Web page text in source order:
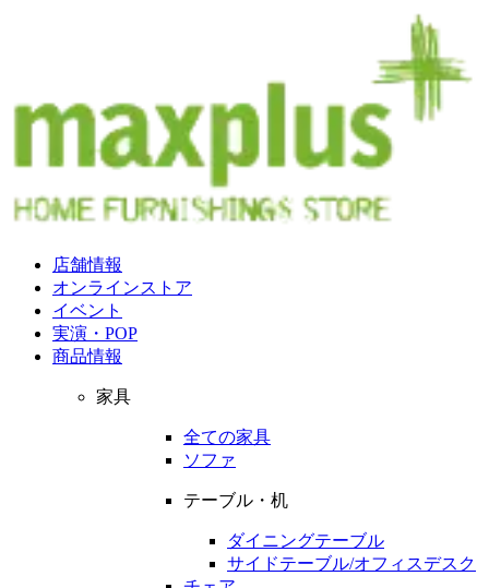
店舗情報
オンラインストア
イベント
実演・POP
商品情報
家具
全ての家具
ソファ
テーブル・机
ダイニングテーブル
サイドテーブル/オフィスデスク